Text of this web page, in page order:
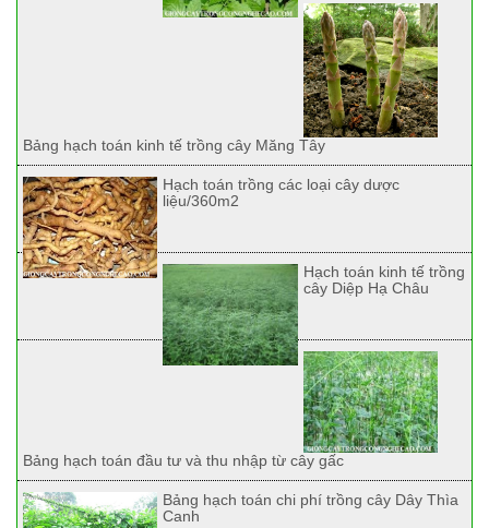
Bảng hạch toán kinh tế trồng cây Măng Tây
Hạch toán trồng các loại cây dược
liệu/360m2
Hạch toán kinh tế trồng
cây Diệp Hạ Châu
Bảng hạch toán đầu tư và thu nhập từ cây gấc
Bảng hạch toán chi phí trồng cây Dây Thìa
Canh